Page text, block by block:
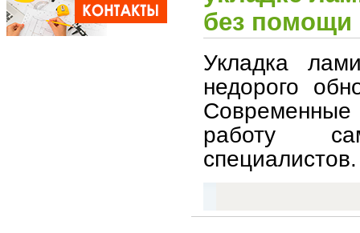
без помощи
Укладка
недорого
работу
специалистов.